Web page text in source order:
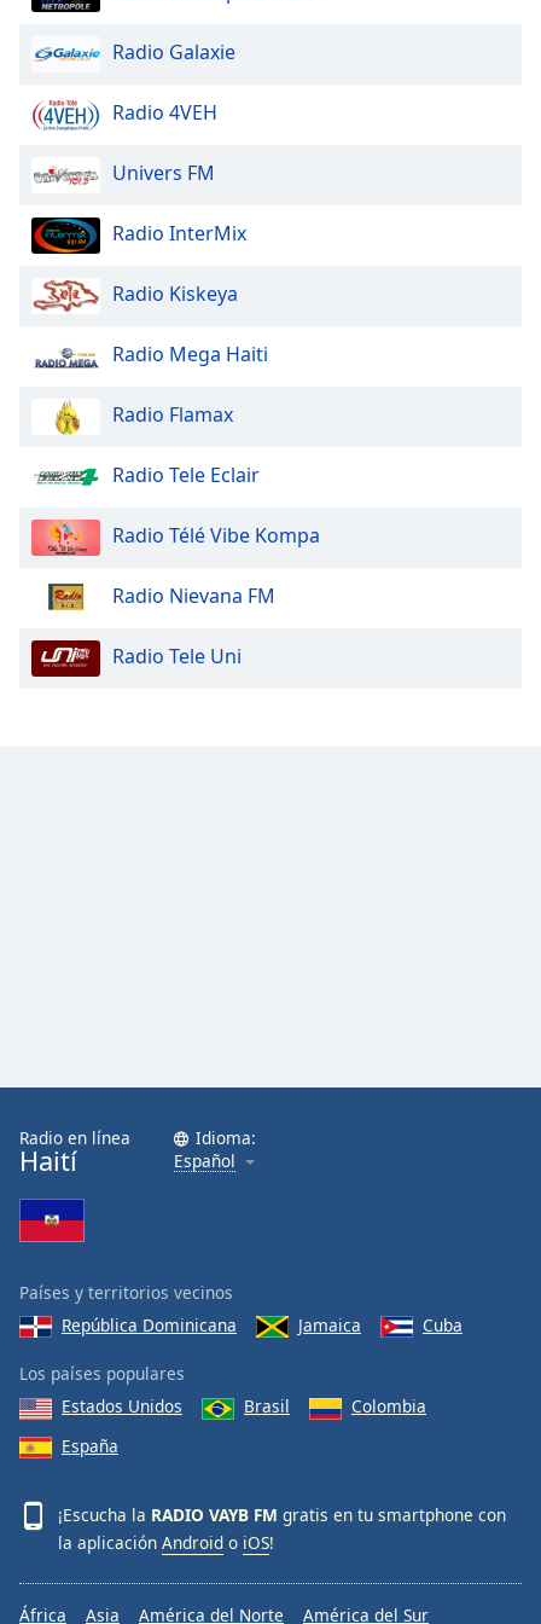
window.
and
window.
Text
Opacity
Text
Color
Opacity
Caption
Family
Reset
Done
Dialog
End
dialog
window.
Radio Galaxie
Radio 4VEH
Univers FM
Radio InterMix
Radio Kiskeya
Radio Mega Haiti
Radio Flamax
Radio Tele Eclair
Radio Télé Vibe Kompa
Radio Nievana FM
Radio Tele Uni
Radio en línea
Haití
Idioma:
Español
Países y territorios vecinos
República Dominicana
Jamaica Cuba
Los países populares
Estados Unidos
Brasil
Colombia
España
¡Escucha la RADIO VAYB FM gratis en tu smartphone con
la aplicación Android o iOS!
África Asia América del Norte América del Sur